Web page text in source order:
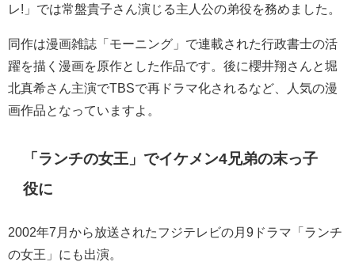
レ!」では常盤貴子さん演じる主人公の弟役を務めました。
同作は漫画雑誌「モーニング」で連載された行政書士の活
躍を描く漫画を原作とした作品です。後に櫻井翔さんと堀
北真希さん主演でTBSで再ドラマ化されるなど、人気の漫
画作品となっていますよ。
「ランチの女王」でイケメン4兄弟の末っ子
役に
2002年7月から放送されたフジテレビの月9ドラマ「ランチ
の女王」にも出演。